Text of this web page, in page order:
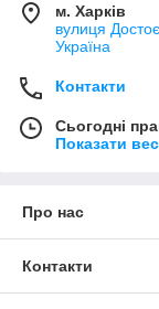
м. Харків
вулиця
Україна
Контакти
Сьогодні
Показати
Про нас
Контакти